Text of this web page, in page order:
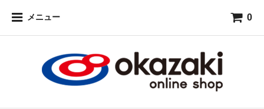
メニュー 0